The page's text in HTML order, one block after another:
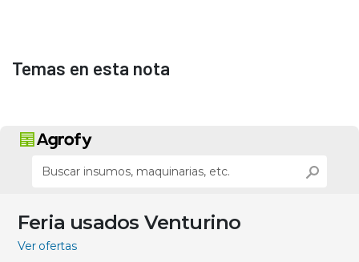
Temas en esta nota
Feria usados Venturino
Ver ofertas